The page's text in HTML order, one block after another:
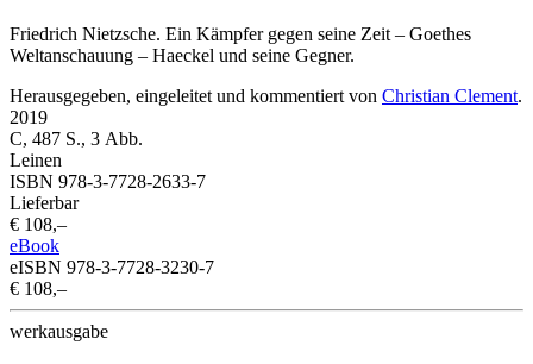
Friedrich Nietzsche. Ein Kämpfer gegen seine Zeit – Goethes
Weltanschauung – Haeckel und seine Gegner.
Herausgegeben, eingeleitet und kommentiert von Christian Clement.
2019
C, 487 S., 3 Abb.
Leinen
ISBN 978-3-7728-2633-7
Lieferbar
€ 108,–
eBook
eISBN 978-3-7728-3230-7
€ 108,–
werkausgabe